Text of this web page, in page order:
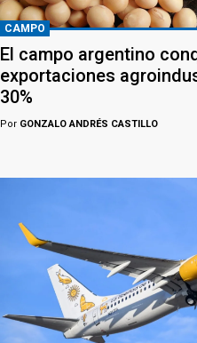
CAMPO
El campo argentino
exportaciones
30%
Por GONZALO ANDRÉS CASTILLO